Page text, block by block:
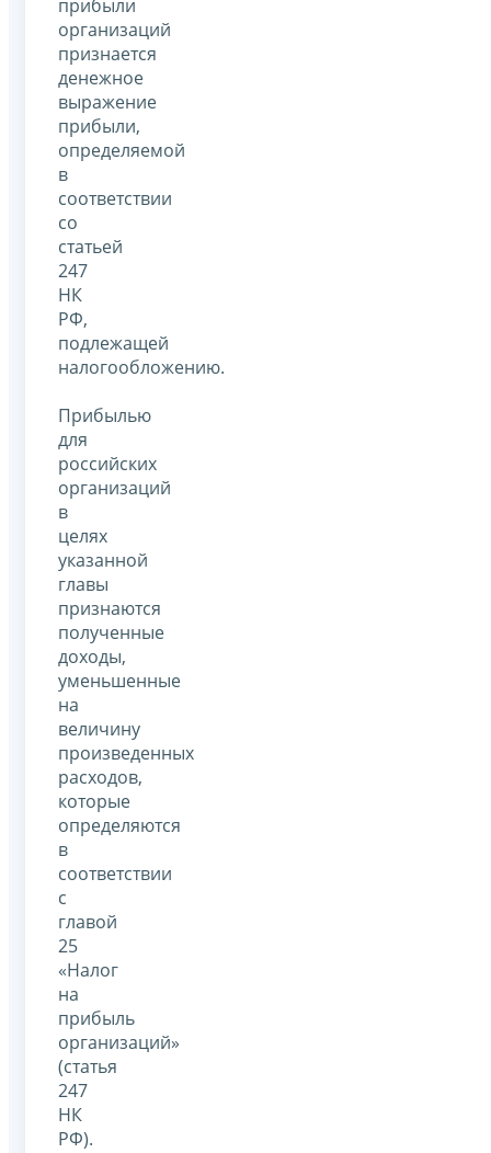
прибыли
организаций
признается
денежное
выражение
прибыли,
определяемой
в
соответствии
со
статьей
247
НК
РФ,
подлежащей
налогообложению.
Прибылью
для
российских
организаций
в
целях
указанной
главы
признаются
полученные
доходы,
уменьшенные
на
величину
произведенных
расходов,
которые
определяются
в
соответствии
с
главой
25
«Налог
на
прибыль
организаций»
(статья
247
НК
РФ).